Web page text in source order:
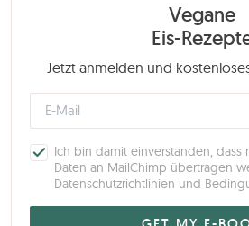
Vegane
Eis-
Jetzt anmelden und
Ich bin damit einverstanden, dass
Daten an MailChimp übertragen
Datenschutzrichtlinien und